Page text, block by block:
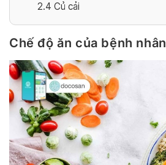
2.4 Củ cải
Chế độ ăn của bệnh